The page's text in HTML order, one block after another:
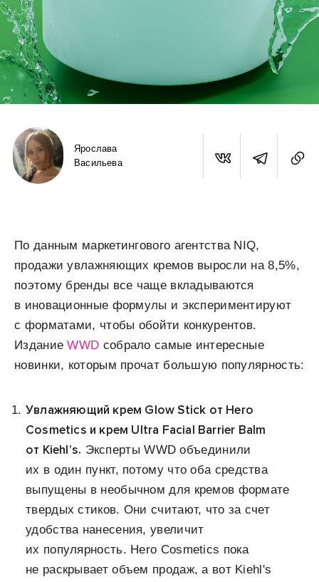
Ярослава
Васильева
По данным маркетингового агентства NIQ,
продажи увлажняющих кремов выросли на 8,5%,
поэтому бренды все чаще вкладываются
в иновационные формулы и экспериментируют
с форматами, чтобы обойти конкурентов.
ИзданиеWWD собрало самые интересные
новинки, которым прочат большую популярность:
Увлажняющий крем Glow Stick от Hero
Cosmetics и крем Ultra Facial Barrier Balm
от Kiehl’s. Эксперты WWD объединили
их в один пункт, потому что оба средства
выпущены в необычном для кремов формате
твердых стиков. Они считают, что за счет
удобства нанесения, увеличит
их популярность. Hero Cosmetics пока
не раскрывает объем продаж, а вот Kiehl's